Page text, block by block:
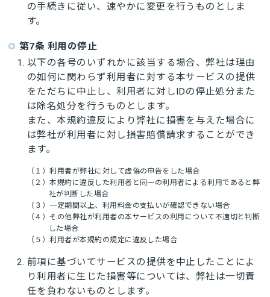
の手続きに従い、速やかに変更を行うものとしま
す。
第7条 利用の停止
以下の各号のいずれかに該当する場合、弊社は理由
の如何に関わらず利用者に対する本サービスの提供
をただちに中止し、利用者に対しIDの停止処分また
は除名処分を行うものとします。
また、本規約違反により弊社に損害を与えた場合に
は弊社が利用者に対し損害賠償請求することができ
ます。
（１）利用者が弊社に対して虚偽の申告をした場合
（２）本規約に違反した利用者と同一の利用者による利用であると弊
社が判断した場合
（３）一定期間以上、利用料金の支払いが確認できない場合
（４）その他弊社が利用者の本サービスの利用について不適切と判断
した場合
（５）利用者が本規約の規定に違反した場合
前項に基づいてサービスの提供を中止したことによ
り利用者に生じた損害等については、弊社は一切責
任を負わないものとします。